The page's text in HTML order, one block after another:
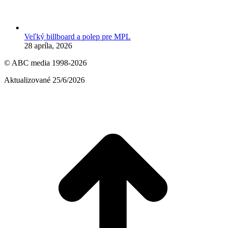
Veľký billboard a polep pre MPL
28 apríla, 2026
© ABC media 1998-2026
Aktualizované 25/6/2026